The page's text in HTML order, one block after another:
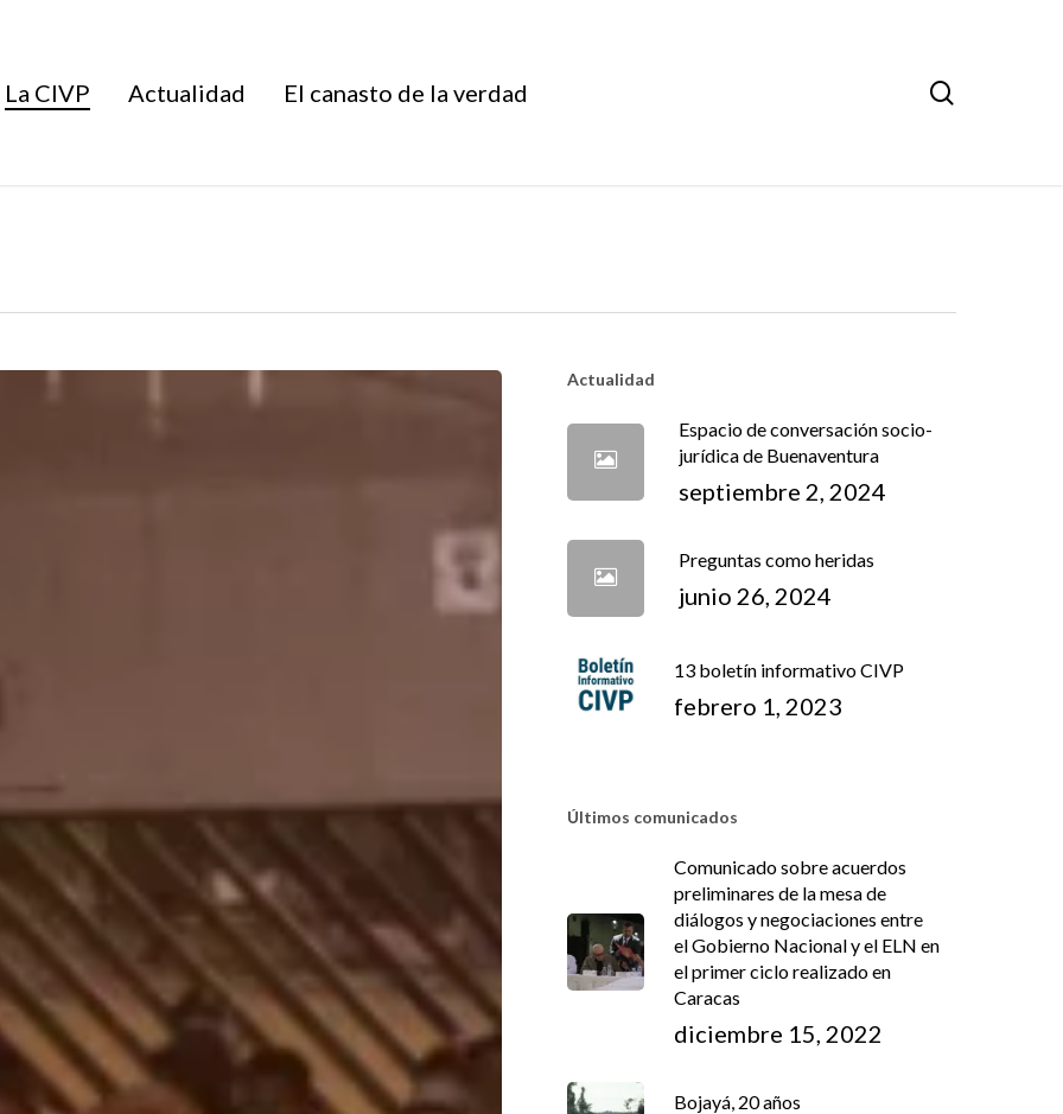
La CIVP Actualidad El canasto de la verdad
Actualidad
Espacio de conversación socio-
jurídica de Buenaventura
septiembre 2, 2024
Preguntas como heridas
junio 26, 2024
13 boletín informativo CIVP
febrero 1, 2023
Últimos comunicados
Comunicado sobre acuerdos
preliminares de la mesa de
diálogos y negociaciones entre
el Gobierno Nacional y el ELN en
el primer ciclo realizado en
Caracas
diciembre 15, 2022
Bojayá, 20 años